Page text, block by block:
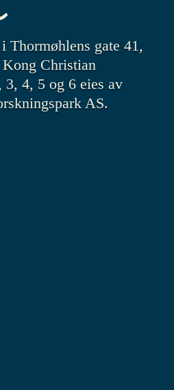
Thormøhlens gate 41,
Christian
3, 4, 5 og 6 eies av
AS.